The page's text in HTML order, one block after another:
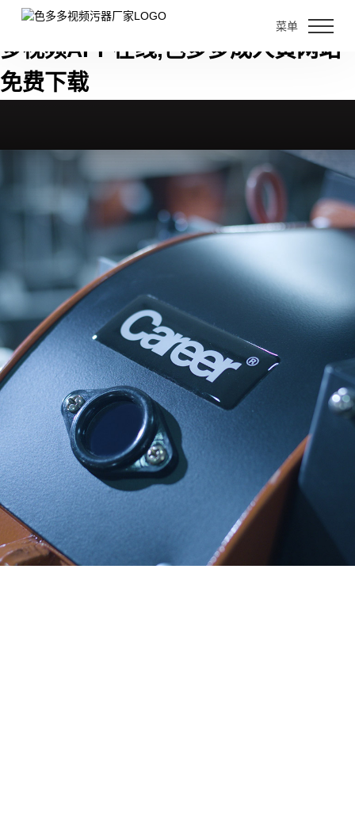
色多多黄色视频,色多多视频污,色多
多视频APP在线,色多多成人黄网站
免费下载
菜单